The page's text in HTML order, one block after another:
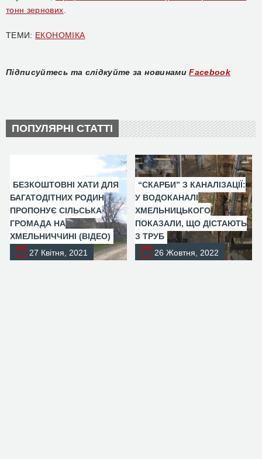
тонн зернових
ТЕМИ: ЕКОНОМІКА
Підписуйтесь та слідкуйте за новинами Facebook
ПОПУЛЯРНІ СТАТТІ
БЕЗКОШТОВНІ ХАТИ ДЛЯ
БАГАТОДІТНИХ РОДИН
ПРОПОНУЄ СІЛЬСЬКА
ГРОМАДА НА
ХМЕЛЬНИЧЧИНІ (ВІДЕО)
27 Квітня, 2021
“СКАРБИ” З КАНАЛІЗАЦІЇ:
У ВОДОКАНАЛІ
ХМЕЛЬНИЦЬКОГО
ПОКАЗАЛИ, ЩО ДІСТАЮТЬ
З ТРУБ
26 Жовтня, 2022